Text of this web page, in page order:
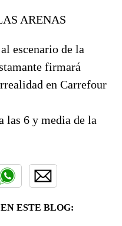
ARENAS
escenario de la
firmará
en Carrefour
las 6 y media de la
ESTE BLOG: